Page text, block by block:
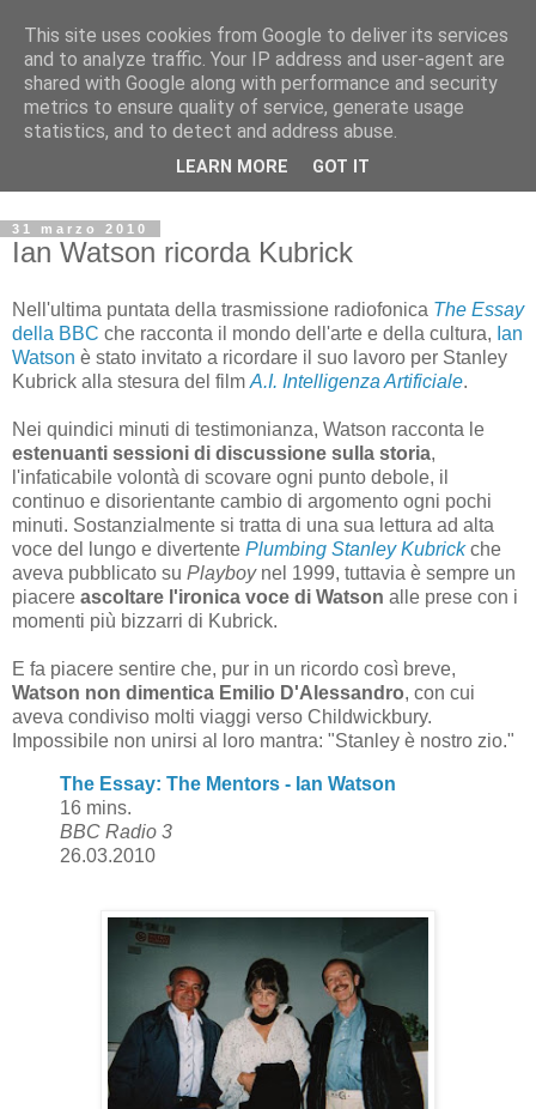
Archivio Kubrick: Blog
Commenti e notizie su Stanley Kubrick.
Segnalazione di eventi, nuovi libri in uscita, recensioni,
mostre e appuntamenti.
31 marzo 2010
Ian Watson ricorda Kubrick
Nell'ultima puntata della trasmissione radiofonica The Essay
della BBC che racconta il mondo dell'arte e della cultura, Ian
Watson è stato invitato a ricordare il suo lavoro per Stanley
Kubrick alla stesura del film A.I. Intelligenza Artificiale.
Nei quindici minuti di testimonianza, Watson racconta le
estenuanti sessioni di discussione sulla storia,
l'infaticabile volontà di scovare ogni punto debole, il
continuo e disorientante cambio di argomento ogni pochi
minuti. Sostanzialmente si tratta di una sua lettura ad alta
voce del lungo e divertente Plumbing Stanley Kubrickche
aveva pubblicato su Playboynel 1999, tuttavia è sempre un
piacere ascoltare l'ironica voce di Watson alle prese con i
momenti più bizzarri di Kubrick.
E fa piacere sentire che, pur in un ricordo così breve,
Watson non dimentica Emilio D'Alessandro, con cui
aveva condiviso molti viaggi verso Childwickbury.
Impossibile non unirsi al loro mantra: "Stanley è nostro zio."
The Essay: The Mentors - Ian Watson
16 mins.
BBC Radio 3
26.03.2010
This site uses cookies from Google to deliver its services
and to analyze traffic. Your IP address and user-agent are
shared with Google along with performance and security
metrics to ensure quality of service, generate usage
statistics, and to detect and address abuse.
LEARN MORE GOT IT